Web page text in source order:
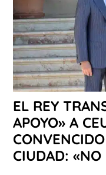
EL REY
APOYO» A
CIUDAD: «NO